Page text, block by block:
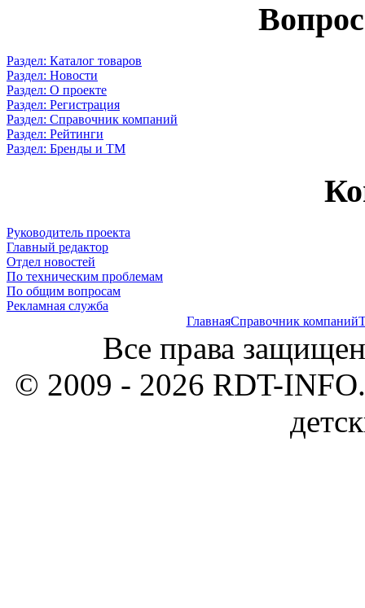
Раздел: Каталог товаров
Раздел: Новости
Раздел: О проекте
Раздел: Регистрация
Раздел: Справочник компаний
Раздел: Рейтинги
Раздел: Бренды и ТМ
Руководитель проекта
Главный редактор
Отдел новостей
По техническим проблемам
По общим вопросам
Рекламная служба
ГлавнаяСправочник компаний
Все права
© 2009 - 2026 RDT-